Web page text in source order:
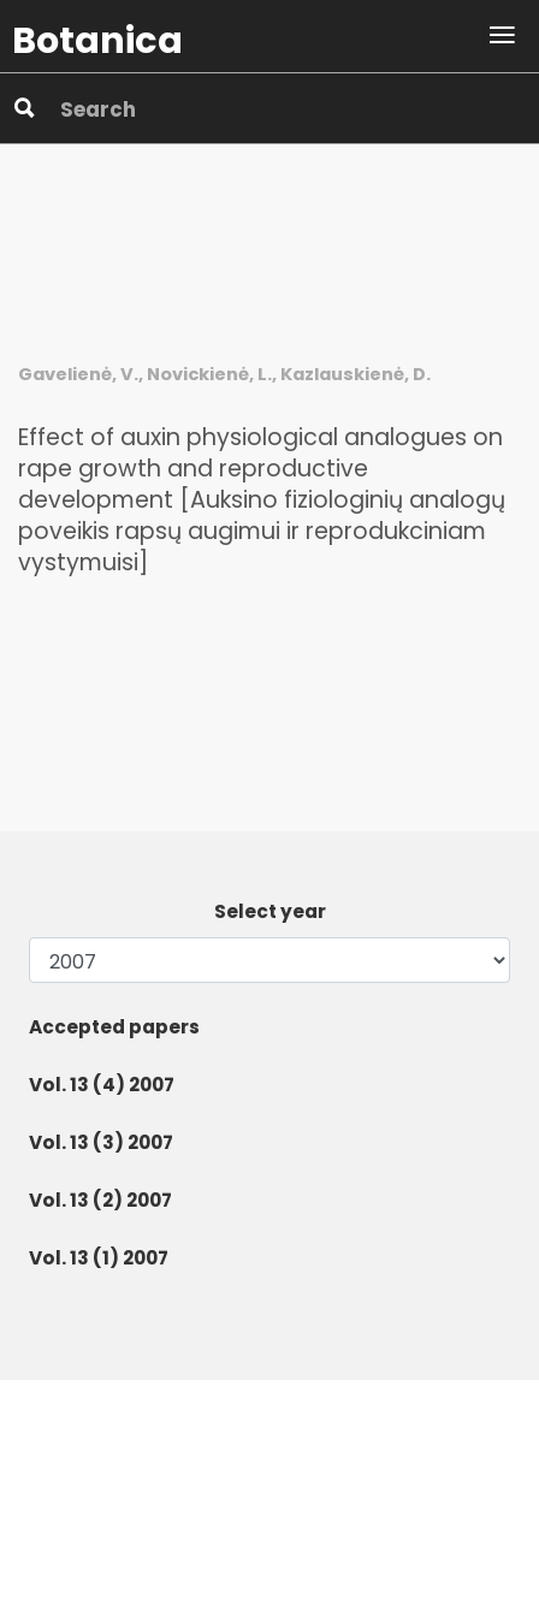
Botanica
Gavelienė, V., Novickienė, L., Kazlauskienė, D.
Effect of auxin physiological analogues on
rape growth and reproductive
development [Auksino fiziologinių analogų
poveikis rapsų augimui ir reprodukciniam
vystymuisi]
Select year
Accepted papers
Vol. 13 (4) 2007
Vol. 13 (3) 2007
Vol. 13 (2) 2007
Vol. 13 (1) 2007